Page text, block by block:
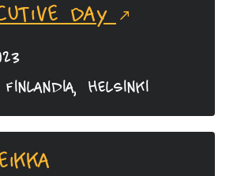
Day
Helsinki